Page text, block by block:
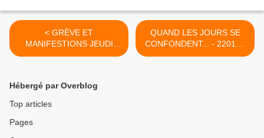
< GRÈVE ET
MANIFESTIONS JEUDI
PROCHAIN, 24 JANVIER -
QUAND LES JOURS SE
CONFONDENT... - 220108
>
Hébergé par Overblog
Top articles
Pages